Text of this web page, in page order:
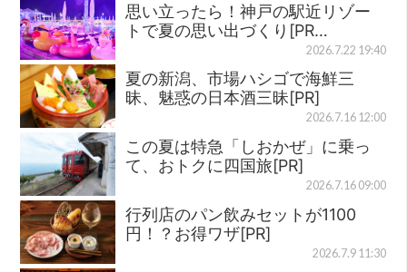
思い立ったら！神戸の駅近リゾー
トで夏の思い出づくり[PR…
2026.7.22 19:40
夏の新潟、市場ハシゴで海鮮三
昧、魅惑の日本酒三昧[PR]
2026.7.16 12:00
この夏は特急「しおかぜ」に乗っ
て、おトクに四国旅[PR]
2026.7.16 09:00
行列店のパン飲みセットが1100
円！？お得ワザ[PR]
2026.7.9 11:30